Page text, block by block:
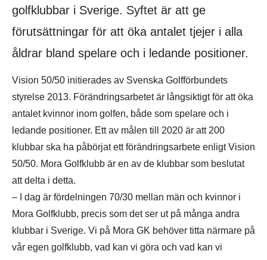
golfklubbar i Sverige. Syftet är att ge
förutsättningar för att öka antalet tjejer i alla
åldrar bland spelare och i ledande positioner.
Vision 50/50 initierades av Svenska Golfförbundets
styrelse 2013. Förändringsarbetet är långsiktigt för att öka
antalet kvinnor inom golfen, både som spelare och i
ledande positioner. Ett av målen till 2020 är att 200
klubbar ska ha påbörjat ett förändringsarbete enligt Vision
50/50. Mora Golfklubb är en av de klubbar som beslutat
att delta i detta.
– I dag är fördelningen 70/30 mellan män och kvinnor i
Mora Golfklubb, precis som det ser ut på många andra
klubbar i Sverige. Vi på Mora GK behöver titta närmare på
vår egen golfklubb, vad kan vi göra och vad kan vi